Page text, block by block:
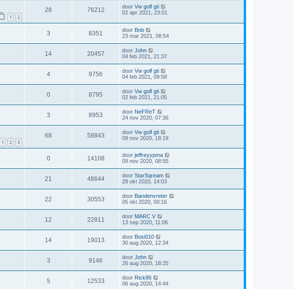
1 2
28 76212 door Vw golf gti
02 apr 2021, 23:01
3 8351 door Bob
23 mar 2021, 08:54
14 20457 door John
04 feb 2021, 21:37
4 9756 door Vw golf gti
04 feb 2021, 09:58
0 8795 door Vw golf gti
02 feb 2021, 21:05
3 8953 door NeFReT
24 nov 2020, 07:36
1 2 3
68 58843 door Vw golf gti
09 nov 2020, 18:19
0 14108 door jeffreyypma
09 nov 2020, 08:55
21 48644 door StarSqream
28 okt 2020, 14:03
22 30553 door Bandenvreter
05 okt 2020, 00:16
12 22811 door MARC V
13 sep 2020, 11:06
14 19013 door Bosi010
30 aug 2020, 12:34
3 9146 door John
26 aug 2020, 18:25
5 12533 door Rick86
06 aug 2020, 14:44